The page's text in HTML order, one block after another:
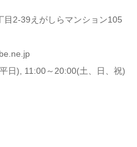
目2-39えがしらマンション105
日), 11:00～20:00(土、日、祝)